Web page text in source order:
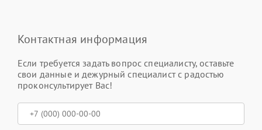
Контактная информация
Если требуется задать вопрос специалисту, оставьте
свои данные и дежурный специалист с радостью
проконсультирует Вас!